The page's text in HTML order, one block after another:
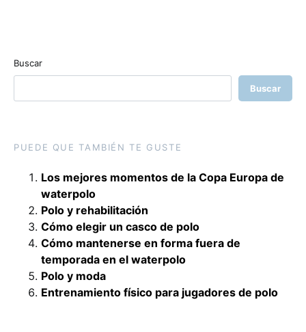
Buscar
Buscar
PUEDE QUE TAMBIÉN TE GUSTE
Los mejores momentos de la Copa Europa de
waterpolo
Polo y rehabilitación
Cómo elegir un casco de polo
Cómo mantenerse en forma fuera de
temporada en el waterpolo
Polo y moda
Entrenamiento físico para jugadores de polo